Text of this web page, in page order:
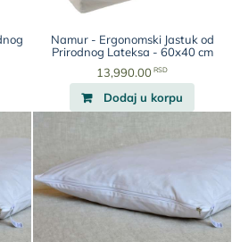
Namur - Ergonomski Jastuk od
Prirodnog Lateksa - 60x40 cm
13,990.00 RSD
Dodaj u korpu